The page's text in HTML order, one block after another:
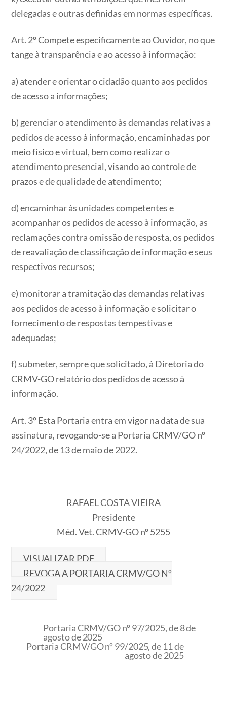
delegadas e outras definidas em normas específicas.
Art. 2º Compete especificamente ao Ouvidor, no que
tange à transparência e ao acesso à informação:
a) atender e orientar o cidadão quanto aos pedidos
de acesso a informações;
b) gerenciar o atendimento às demandas relativas a
pedidos de acesso à informação, encaminhadas por
meio físico e virtual, bem como realizar o
atendimento presencial, visando ao controle de
prazos e de qualidade de atendimento;
d) encaminhar às unidades competentes e
acompanhar os pedidos de acesso à informação, as
reclamações contra omissão de resposta, os pedidos
de reavaliação de classificação de informação e seus
respectivos recursos;
e) monitorar a tramitação das demandas relativas
aos pedidos de acesso à informação e solicitar o
fornecimento de respostas tempestivas e
adequadas;
f) submeter, sempre que solicitado, à Diretoria do
CRMV-GO relatório dos pedidos de acesso à
informação.
​​​​​​​Art. 3º Esta Portaria entra em vigor na data de sua
assinatura, revogando-se a Portaria CRMV/GO nº
24/2022, de 13 de maio de 2022.
RAFAEL COSTA VIEIRA
Presidente
Méd. Vet. CRMV-GO nº 5255
VISUALIZAR PDF
REVOGA A PORTARIA CRMV/GO Nº
24/2022
Portaria CRMV/GO nº 97/2025, de 8 de
agosto de 2025
Portaria CRMV/GO nº 99/2025, de 11 de
agosto de 2025